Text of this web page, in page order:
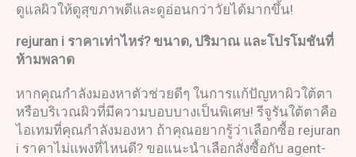
ดูแลผิวให้ดูสุขภาพดีและดูอ่อนกว่าวัยได้มากขึ้น!
rejuran i ราคาเท่าไหร่? ขนาด, ปริมาณ และโปรโมชันที่
ห้ามพลาด
หากคุณกำลังมองหาตัวช่วยดีๆ ในการแก้ปัญหาผิวใต้ตา
หรือบริเวณผิวที่มีความบอบบางเป็นพิเศษ! รีจูรันใต้ตาคือ
ไอเทมที่คุณกำลังมองหา ถ้าคุณอยากรู้ว่าเลือกซื้อ rejuran
i ราคาไม่แพงที่ไหนดี? ขอแนะนำเลือกสั่งซื้อกับ agent-